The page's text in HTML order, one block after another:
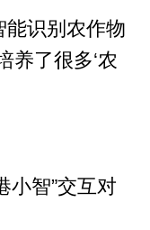
识别农作物
养了很多‘农
小智”交互对